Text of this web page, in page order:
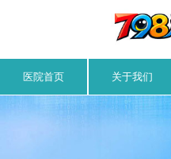
医院首页 关于我们